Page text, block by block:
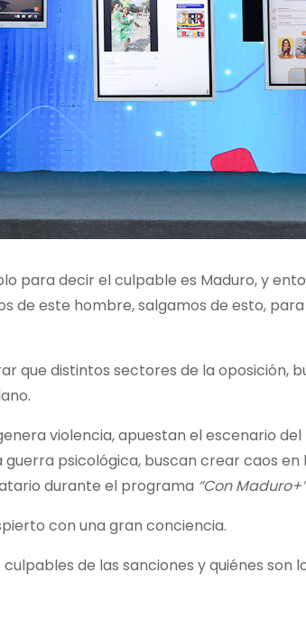
para decir el culpable es Maduro, y
de este hombre, salgamos de esto,
que distintos sectores de la oposición,
violencia, apuestan el escenario del
psicológica, buscan crear caos en
durante el programa “Con
con una gran conciencia.
de las sanciones y quiénes son